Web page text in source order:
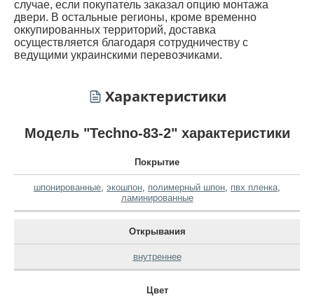
случае, если покупатель заказал опцию монтажа
двери. В остальные регионы, кроме временно
оккупированных территорий, доставка
осуществляется благодаря сотрудничеству с
ведущими украинскими перевозчиками.
Характеристики
Модель "Techno-83-2" характеристики
Покрытие
шпонированные экошпон полимерный шпон пвх пленка
ламинированные
Открывания
внутреннее
Цвет